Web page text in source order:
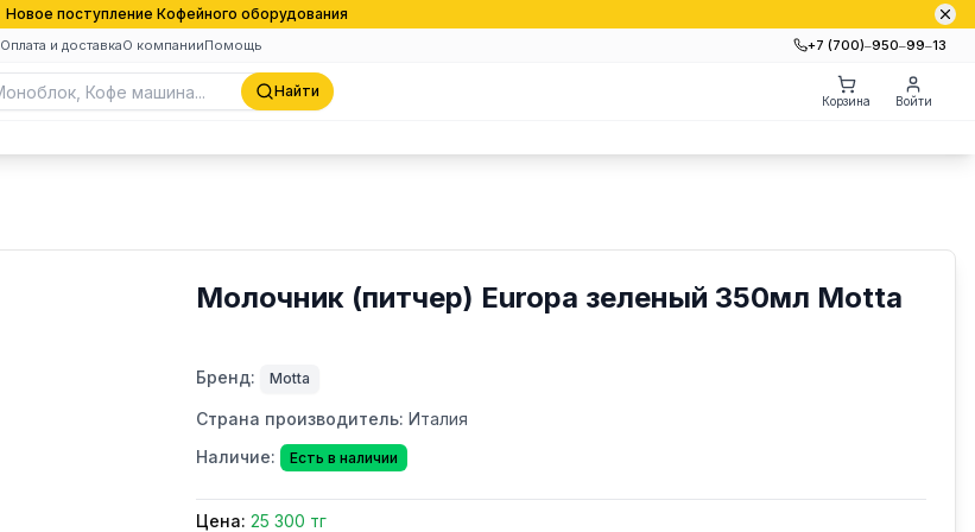
Новое поступление Кофейного оборудования
Оплата и доставкаО компанииПомощь +7 (700)‒950‒99‒13
Найти
Корзина Войти
Молочник (питчер) Europa зеленый 350мл Motta
Бренд: Motta
Страна производитель: Италия
Наличие:
Есть в наличии
Цена: 25 300 тг